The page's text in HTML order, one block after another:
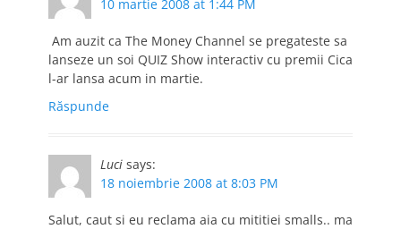
10 martie 2008 at 1:44 PM
Am auzit ca The Money Channel se pregateste sa
lanseze un soi QUIZ Show interactiv cu premii Cica
l-ar lansa acum in martie.
Răspunde
Luci says:
18 noiembrie 2008 at 8:03 PM
Salut, caut si eu reclama aia cu mititiei smalls.. ma